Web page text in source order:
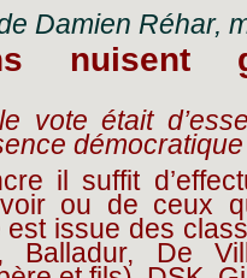
Damien Réhar,
nuisent
le vote était
démocratique
il suffit
ou de ceux
est issue des
Balladur, De